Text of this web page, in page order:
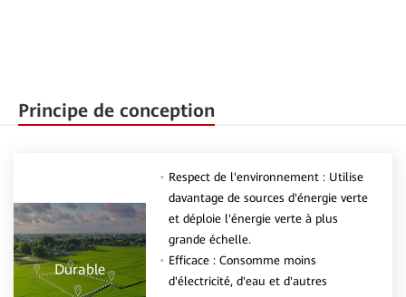
Principe de conception
Respect de l'environnement : Utilise
davantage de sources d'énergie verte
et déploie l'énergie verte à plus
grande échelle.
Efficace : Consomme moins
d'électricité, d'eau et d'autres
Durable